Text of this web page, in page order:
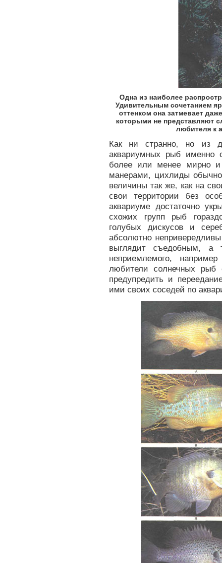
Одна из наиболее
Удивительным сочетанием
оттенком она затмевает
которыми не представляют
любителя к
Как ни странно, но из
аквариумных рыб именно
более или менее мирно
манерами, цихлиды
величины так же, как на
свои территории без
аквариуме достаточно
схожих групп рыб
голубых дискусов и
абсолютно
выглядит съедобным, а
неприемлемого,
любители солнечных рыб
предупредить и
ими своих соседей по